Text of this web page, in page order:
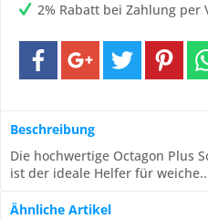
2% Rabatt bei Zahlung per
Beschreibung
Die hochwertige Octagon Plus
ist der ideale Helfer für
Ähnliche Artikel